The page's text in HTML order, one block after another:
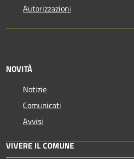
Autorizzazioni
NOVITÀ
Notizie
Comunicati
Avvisi
VIVERE IL COMUNE